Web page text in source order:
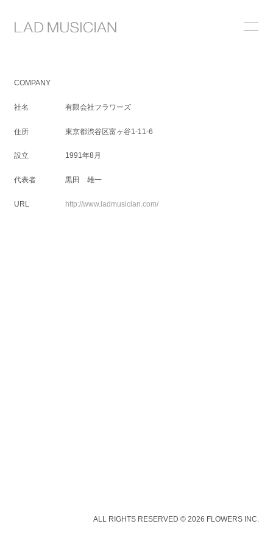
COMPANY
社名 有限会社フラワーズ
住所 東京都渋谷区富ヶ谷1-11-6
設立 1991年8月
代表者 黒田 雄一
URL http://www.ladmusician.com/
ALL RIGHTS RESERVED © 2026 FLOWERS INC.